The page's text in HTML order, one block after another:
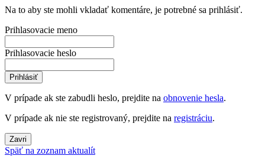
Na to aby ste mohli vkladať komentáre, je potrebné sa prihlásiť.
Prihlasovacie meno
Prihlasovacie heslo
Prihlásiť
V prípade ak ste zabudli heslo, prejdite na obnovenie hesla.
V prípade ak nie ste registrovaný, prejdite na registráciu.
Zavri
Späť na zoznam aktualít